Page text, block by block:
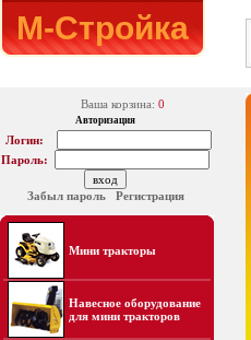
М-Стройка
Ваша корзина: 0
Авторизация
Логин:
Пароль:
Забыл пароль Регистрация
Мини тракторы
Навесное оборудование
для мини тракторов